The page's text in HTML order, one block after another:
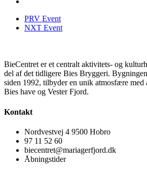
PRV Event
NXT Event
BieCentret er et centralt aktivitets- og
del af det tidligere Bies Bryggeri.
siden 1992, tilbyder en unik atmosfære med
Bies have og Vester Fjord.
Kontakt
Nordvestvej 4 9500 Hobro
97 11 52 60
biecentret@mariagerfjord.dk
Åbningstider